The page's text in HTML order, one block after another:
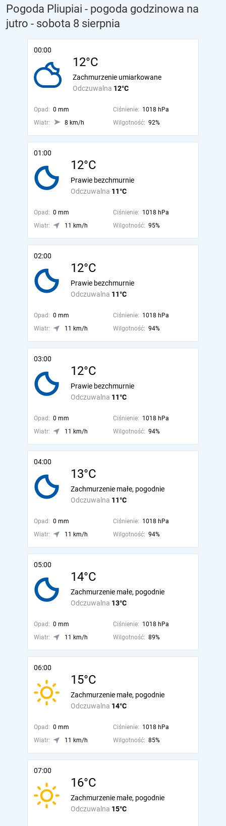
Pogoda Pliupiai - pogoda godzinowa na
jutro - sobota 8 sierpnia
00:00
12°C
Odczuwalna 12°C
Zachmurzenie umiarkowane
Opad: 0 mm Ciśnienie: 1018 hPa
Wiatr:
8 km/h Wilgotność: 92%
01:00
12°C
Odczuwalna 11°C
Prawie bezchmurnie
Opad: 0 mm Ciśnienie: 1018 hPa
Wiatr:
11 km/h Wilgotność: 95%
02:00
12°C
Odczuwalna 11°C
Prawie bezchmurnie
Opad: 0 mm Ciśnienie: 1018 hPa
Wiatr:
11 km/h Wilgotność: 94%
03:00
12°C
Odczuwalna 11°C
Prawie bezchmurnie
Opad: 0 mm Ciśnienie: 1018 hPa
Wiatr:
11 km/h Wilgotność: 94%
04:00
13°C
Odczuwalna 11°C
Zachmurzenie małe, pogodnie
Opad: 0 mm Ciśnienie: 1018 hPa
Wiatr:
11 km/h Wilgotność: 94%
05:00
14°C
Odczuwalna 13°C
Zachmurzenie małe, pogodnie
Opad: 0 mm Ciśnienie: 1018 hPa
Wiatr:
11 km/h Wilgotność: 89%
06:00
15°C
Odczuwalna 14°C
Zachmurzenie małe, pogodnie
Opad: 0 mm Ciśnienie: 1018 hPa
Wiatr:
11 km/h Wilgotność: 85%
07:00
16°C
Odczuwalna 15°C
Zachmurzenie małe, pogodnie